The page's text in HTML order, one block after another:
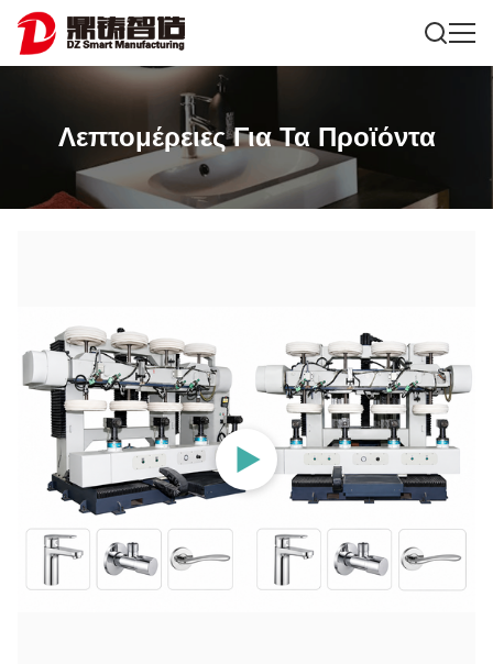
Λεπτομέρειες Για Τα Προϊόντα